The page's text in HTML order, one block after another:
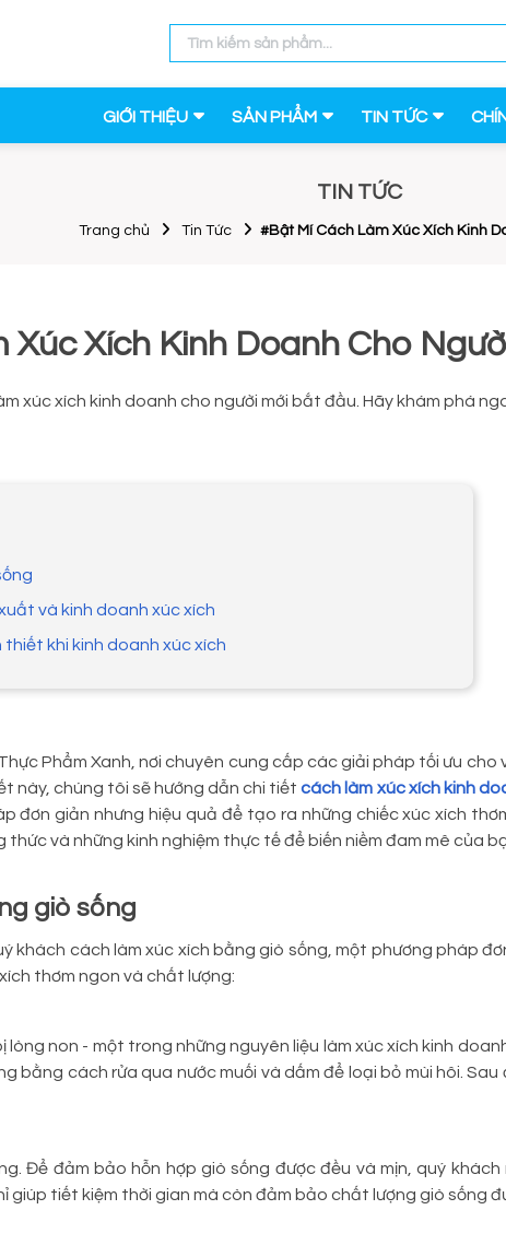
GIỚI THIỆU SẢN PHẨM TIN TỨC
TIN TỨC
Trang chủ Tin Tức #Bật Mí Cách Làm Xúc Xích Kinh
Xúc Xích Kinh Doanh Cho
xúc xích kinh doanh cho người mới bắt đầu. Hãy khám phá
và kinh doanh xúc xích
khi kinh doanh xúc xích
Phẩm Xanh, nơi chuyên cung cấp các giải pháp tối ưu cho
này, chúng tôi sẽ hướng dẫn chi tiếtcách làm xúc xích kinh
đơn giản nhưng hiệu quả để tạo ra những chiếc xúc xích
thức và những kinh nghiệm thực tế để biến niềm đam mê của
giò sống
khách cách làm xúc xích bằng giò sống, một phương pháp
thơm ngon và chất lượng:
non - một trong những nguyên liệu làm xúc xích kinh
bằng cách rửa qua nước muối và dấm để loại bỏ mùi hôi. Sau
Để đảm bảo hỗn hợp giò sống được đều và mịn, quý khách
giúp tiết kiệm thời gian mà còn đảm bảo chất lượng giò sống